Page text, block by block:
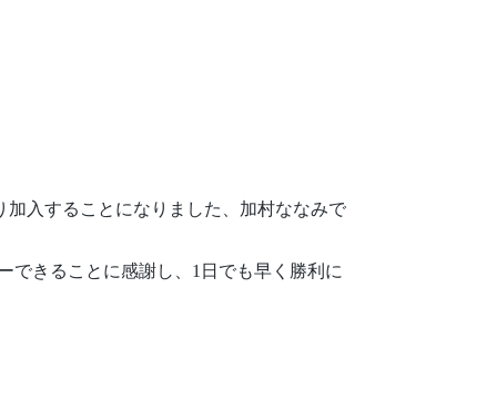
入することになりました、加村ななみで
できることに感謝し、1日でも早く勝利に